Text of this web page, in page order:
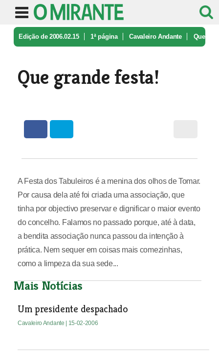
Edição de 2006.02.15 1ª página Cavaleiro Andante Que
Que grande festa!
A Festa dos Tabuleiros é a menina dos olhos de Tomar.
Por causa dela até foi criada uma associação, que
tinha por objectivo preservar e dignificar o maior evento
do concelho. Falamos no passado porque, até à data,
a bendita associação nunca passou da intenção à
prática. Nem sequer em coisas mais comezinhas,
como a limpeza da sua sede...
Mais Notícias
Um presidente despachado
Cavaleiro Andante | 15-02-2006